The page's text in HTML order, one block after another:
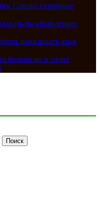
Corolla: скромные
по объявлению
показывать язык
больше не в силах